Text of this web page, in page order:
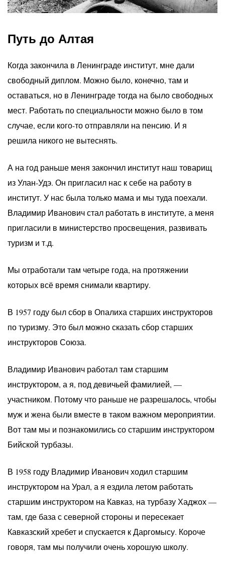
Путь до Алтая
Когда закончила в Ленинграде институт, мне дали
свободный диплом. Можно было, конечно, там и
оставаться, но в Ленинграде тогда на было свободных
мест. Работать по специальности можно было в том
случае, если кого-то отправляли на пенсию. И я
решила никого не вытеснять.
А на год раньше меня закончил институт наш товарищ
из Улан-Удэ. Он пригласил нас к себе на работу в
институт. У нас была только мама и мы туда поехали.
Владимир Иванович стал работать в институте, а меня
пригласили в министерство просвещения, развивать
туризм и т.д.
Мы отработали там четыре года, на протяжении
которых всё время снимали квартиру.
В 1957 году был сбор в Опалиха старших инструкторов
по туризму. Это был можно сказать сбор старших
инструкторов Союза.
Владимир Иванович работал там старшим
инструктором, а я, под девичьей фамилией, —
участником. Потому что раньше не разрешалось, чтобы
муж и жена были вместе в таком важном мероприятии.
Вот там мы и познакомились со старшим инструктором
Бийской турбазы.
В 1958 году Владимир Иванович ходил старшим
инструктором на Урал, а я ездила летом работать
старшим инструктором на Кавказ, на турбазу Хаджох —
там, где база с северной стороны и пересекает
Кавказский хребет и спускается к Даргомысу. Короче
говоря, там мы получили очень хорошую школу.